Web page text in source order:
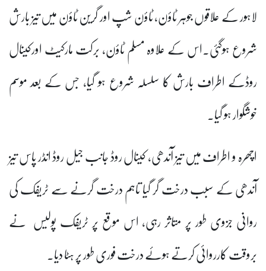
لاہور کے علاقوں جوہر ٹاؤن، ٹاؤن شپ اور گرین ٹاؤن میں تیز بارش
شروع ہوگئی۔اس کے علاوہ مسلم ٹاؤن، برکت مارکیٹ اورکینال
روڈکے اطراف بارش کا سلسلہ شروع ہو گیا، جس کے بعد موسم
خوشگوار ہو گیا۔
اچھرہ و اطراف میں تیز آندھی، کینال روڈ جانب جیل روڈ انڈر پاس تیز
آندھی کے سبب درخت گر گیا تاہم درخت گرنے سے ٹریفک کی
روانی جزوی طور پر متاثر رہی، اس موقع پر ٹریفک پولیس نے
بروقت کارروائی کرتے ہوئے درخت فوری طور پر ہٹا دیا۔